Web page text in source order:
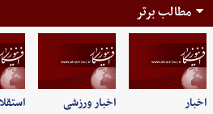
مطالب برتر
اخبار اخبار ورزشی